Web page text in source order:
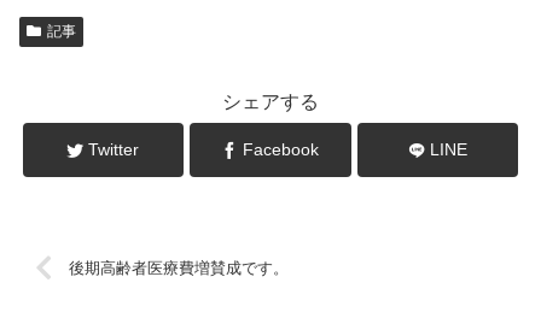
記事
シェアする
Twitter Facebook LINE
後期高齢者医療費増賛成です。